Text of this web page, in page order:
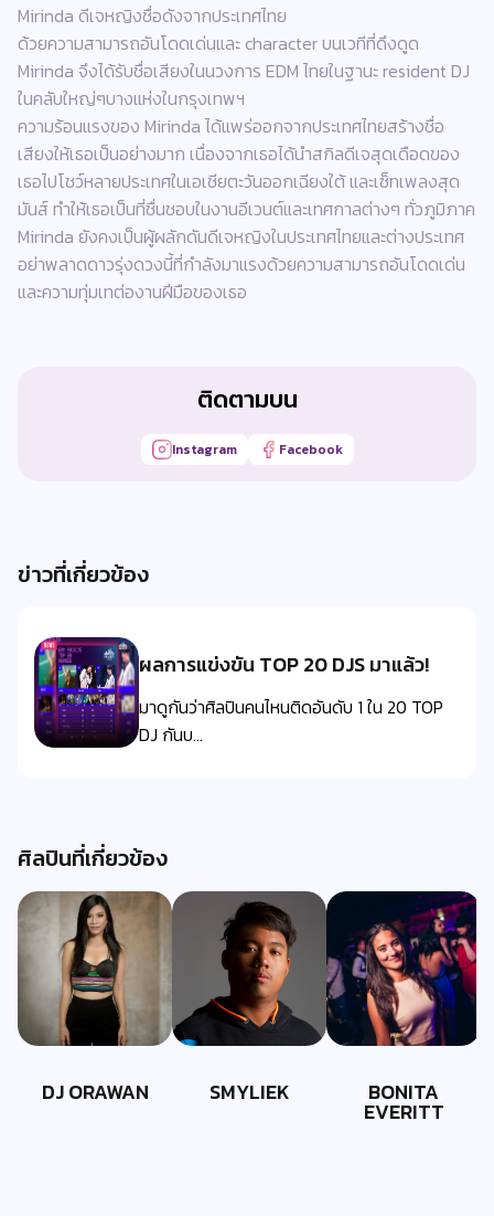
Mirinda ดีเจหญิงชื่อดังจากประเทศไทย
ด้วยความสามารถอันโดดเด่นและ character บนเวทีที่ดึงดูด
Mirinda จึงได้รับชื่อเสียงในนวงการ EDM ไทยในฐานะ resident DJ
ในคลับใหญ่ๆบางแห่งในกรุงเทพฯ
ความร้อนแรงของ Mirinda ได้แพร่ออกจากประเทศไทยสร้างชื่อ
เสียงให้เธอเป็นอย่างมาก เนื่องจากเธอได้นำสกิลดีเจสุดเดือดของ
เธอไปโชว์หลายประเทศในเอเชียตะวันออกเฉียงใต้ และเซ็ทเพลงสุด
มันส์ ทำให้เธอเป็นที่ชื่นชอบในงานอีเวนต์และเทศกาลต่างๆ ทั่วภูมิภาค
Mirinda ยังคงเป็นผู้ผลักดันดีเจหญิงในประเทศไทยและต่างประเทศ
อย่าพลาดดาวรุ่งดวงนี้ที่กำลังมาแรงด้วยความสามารถอันโดดเด่น
และความทุ่มเทต่องานฝีมือของเธอ
ติดตามบน
Instagram Facebook
ข่าวที่เกี่ยวข้อง
ผลการแข่งขัน TOP 20 DJS มาแล้ว!
มาดูกันว่าศิลปินคนไหนติดอันดับ 1 ใน 20 TOP
DJ กันบ...
ศิลปินที่เกี่ยวข้อง
DJ ORAWAN SMYLIEK BONITA
EVERITT